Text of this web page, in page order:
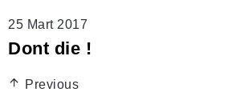
25 Mart 2017
Dont die !
Previous